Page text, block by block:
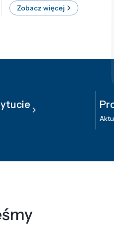
Zobacz więcej